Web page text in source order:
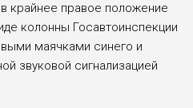
крайнее правое положение
колонны Госавтоинспекции
маяч­ками синего и
звуковой сигнализацией